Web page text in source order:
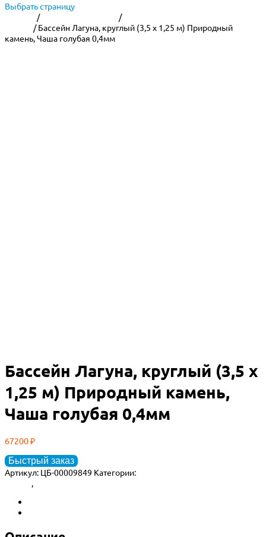
Выбрать страницу
/ /
/ Бассейн Лагуна, круглый (3,5 х 1,25 м) Природный
камень, Чаша голубая 0,4мм
Бассейн Лагуна, круглый (3,5 х
1,25 м) Природный камень,
Чаша голубая 0,4мм
67200₽
Быстрый заказ
Артикул: ЦБ-00009849 Категории: